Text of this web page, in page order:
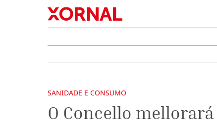
SANIDADE E CONSUMO
O Concello